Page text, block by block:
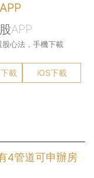
APP
心法，手機下載
載 iOS下載
4管道可申辦房